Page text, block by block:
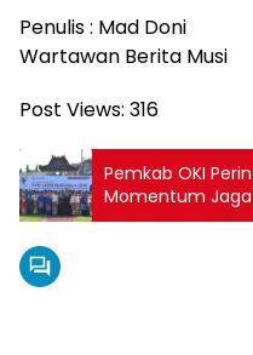
Penulis : Mad Doni
Wartawan Berita Musi
Post Views: 316
Pemkab OKI
Momentum